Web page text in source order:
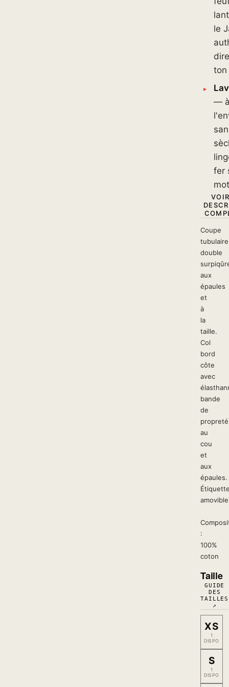
le
ton
—
fer
Coupe
double
aux
épaules
et
à
la
taille.
Col
bord
côte
avec
bande
de
propreté
au
cou
et
aux
épaules.
:
100%
coton
Taille
GUIDE
DES
TAILLES
↗
XS
1
DISPO
S
1
DISPO